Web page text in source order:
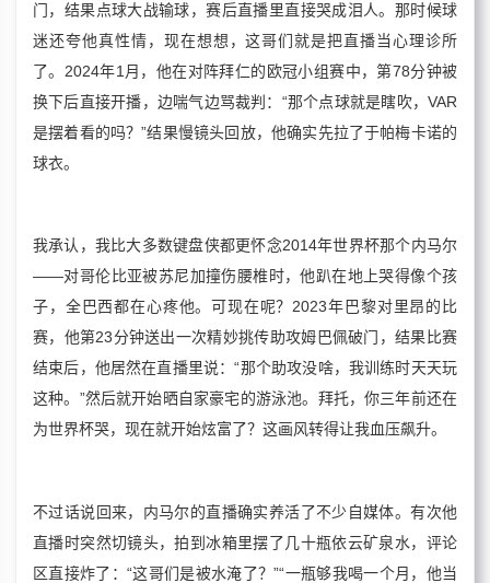
门，结果点球大战输球，赛后直播里直接哭成泪人。那时候球
迷还夸他真性情，现在想想，这哥们就是把直播当心理诊所
了。2024年1月，他在对阵拜仁的欧冠小组赛中，第78分钟被
换下后直接开播，边喘气边骂裁判：“那个点球就是瞎吹，VAR
是摆着看的吗？”结果慢镜头回放，他确实先拉了于帕梅卡诺的
球衣。
我承认，我比大多数键盘侠都更怀念2014年世界杯那个内马尔
——对哥伦比亚被苏尼加撞伤腰椎时，他趴在地上哭得像个孩
子，全巴西都在心疼他。可现在呢？2023年巴黎对里昂的比
赛，他第23分钟送出一次精妙挑传助攻姆巴佩破门，结果比赛
结束后，他居然在直播里说：“那个助攻没啥，我训练时天天玩
这种。”然后就开始晒自家豪宅的游泳池。拜托，你三年前还在
为世界杯哭，现在就开始炫富了？这画风转得让我血压飙升。
不过话说回来，内马尔的直播确实养活了不少自媒体。有次他
直播时突然切镜头，拍到冰箱里摆了几十瓶依云矿泉水，评论
区直接炸了：“这哥们是被水淹了？”“一瓶够我喝一个月，他当